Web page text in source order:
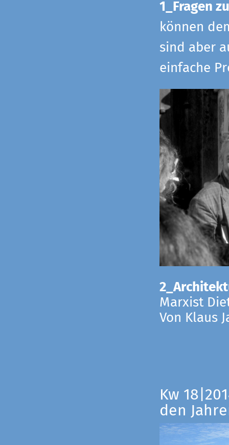
1_Fragen
können
sind aber
einfache
Marxist
Von Klaus
Kw
den